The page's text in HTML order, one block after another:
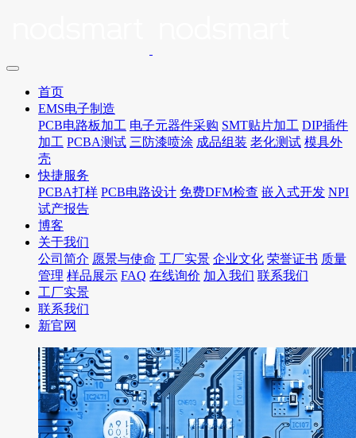
首页
EMS电子制造
PCB电路板加工 电子元器件采购 SMT贴片加工 DIP插件
加工 PCBA测试 三防漆喷涂 成品组装 老化测试 模具外
壳
快捷服务
PCBA打样 PCB电路设计 免费DFM检查 嵌入式开发 NPI
试产报告
博客
关于我们
公司简介 愿景与使命 工厂实景 企业文化 荣誉证书 质量
管理 样品展示 FAQ 在线询价 加入我们 联系我们
工厂实景
联系我们
新官网